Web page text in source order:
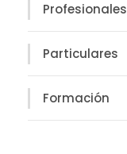
Profesionales
Particulares
Formación